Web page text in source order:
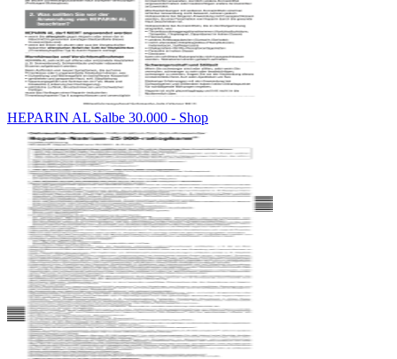
HEPARIN AL Salbe 30.000 - Shop